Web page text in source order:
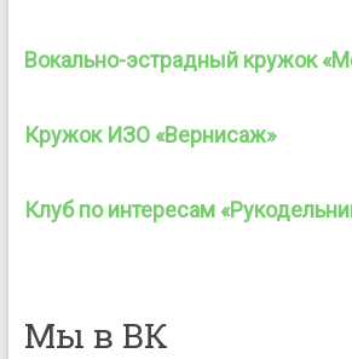
Вокально-эстрадный кружок
Кружок ИЗО «Вернисаж»
Клуб по интересам
Мы в ВК